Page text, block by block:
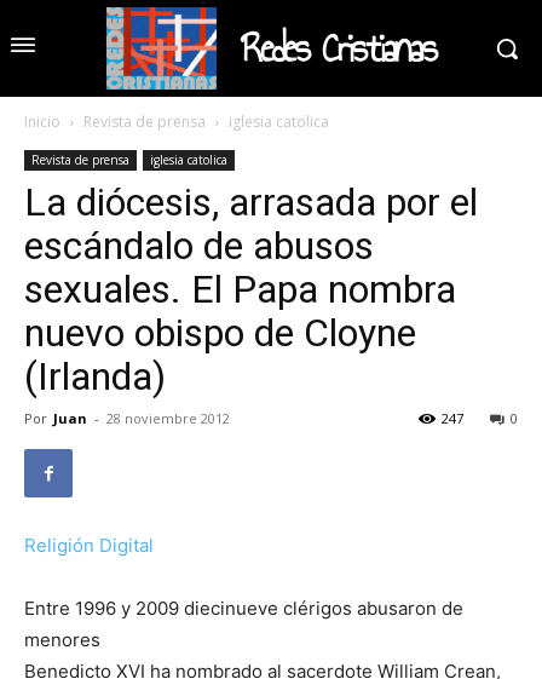
Redes Cristianas
Inicio Revista de prensa iglesia catolica
Revista de prensa iglesia catolica
La diócesis, arrasada por el
escándalo de abusos
sexuales. El Papa nombra
nuevo obispo de Cloyne
(Irlanda)
Por Juan - 28 noviembre 2012 0
247
Religión Digital
Entre 1996 y 2009 diecinueve clérigos abusaron de
menores
Benedicto XVI ha nombrado al sacerdote William Crean,